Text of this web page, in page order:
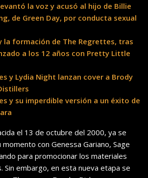
la voz y acusó al hijo de Billie
de Green Day, por conducta sexual
la formación de The Regrettes, tras
a los 12 años con Pretty Little
y Lydia Night lanzan cover a Brody
y su imperdible versión a un éxito de
el 13 de octubre del 2000, ya se
con Genessa Gariano, Sage
para promocionar los materiales
Sin embargo, en esta nueva etapa se